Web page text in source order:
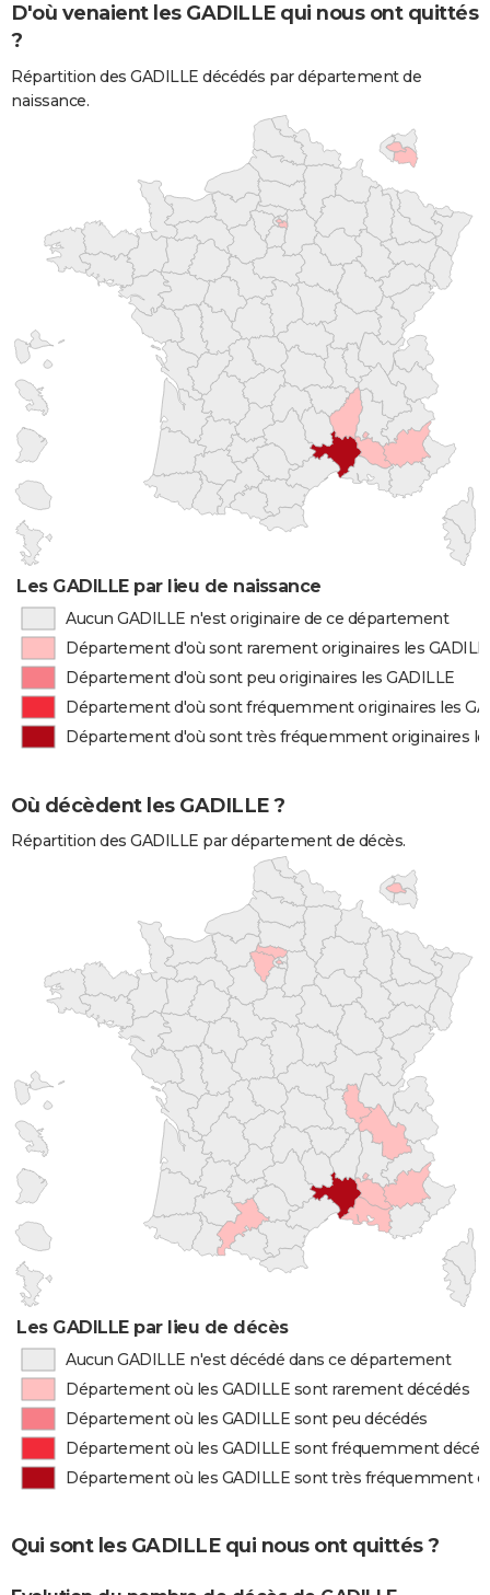
D'où venaient les GADILLE qui nous ont quittés
?
Répartition des GADILLE décédés par département de
naissance.
Les GADILLE par lieu de naissance
Aucun GADILLE n'est originaire de ce département
Département d'où sont rarement originaires les
Département d'où sont peu originaires les GADILLE
Département d'où sont fréquemment originaires les
Département d'où sont très fréquemment originaires
Où décèdent les GADILLE ?
Répartition des GADILLE par département de décès.
Les GADILLE par lieu de décès
Aucun GADILLE n'est décédé dans ce département
Département où les GADILLE sont rarement décédés
Département où les GADILLE sont peu décédés
Département où les GADILLE sont fréquemment
Département où les GADILLE sont très fréquemment
Qui sont les GADILLE qui nous ont quittés ?